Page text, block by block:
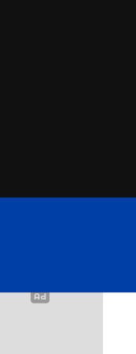
Long Life (HLL) Kini